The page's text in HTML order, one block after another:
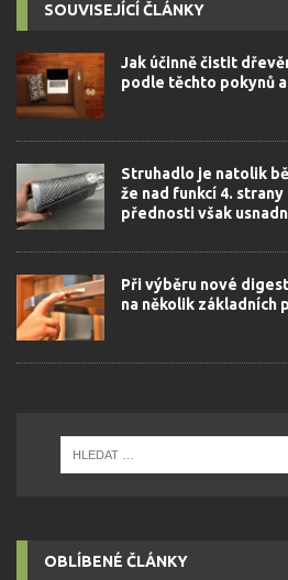
SOUVISEJÍCÍ ČLÁNKY
Jak účinně čistit
podle těchto pokynů
Struhadlo je natolik
že nad funkcí 4.
přednosti však
Při výběru nové
na několik základních
OBLÍBENÉ ČLÁNKY